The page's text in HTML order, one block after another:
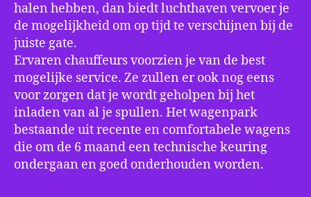
halen hebben, dan biedt luchthaven vervoer je
de mogelijkheid om op tijd te verschijnen bij de
juiste gate.
Ervaren chauffeurs voorzien je van de best
mogelijke service. Ze zullen er ook nog eens
voor zorgen dat je wordt geholpen bij het
inladen van al je spullen. Het wagenpark
bestaande uit recente en comfortabele wagens
die om de 6 maand een technische keuring
ondergaan en goed onderhouden worden.